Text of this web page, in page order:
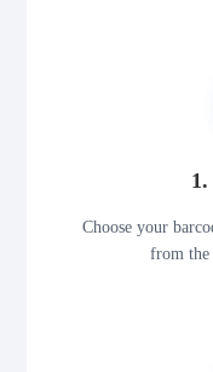
Choose your
from the